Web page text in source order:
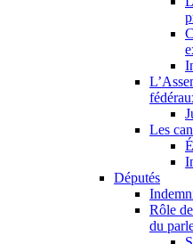
Les
Députés
Rôle
du